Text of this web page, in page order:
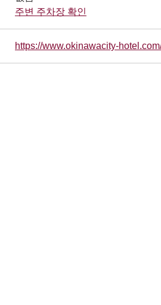
주변 주차장 확인
https://www.okinawacity-